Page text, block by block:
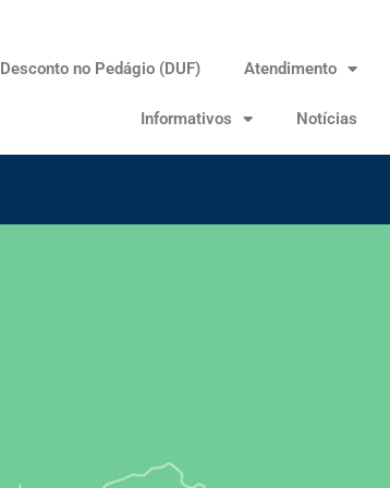
Desconto no Pedágio (DUF) Atendimento
Informativos Notícias